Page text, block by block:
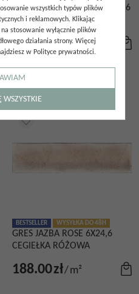
GRES JAZBA CARAMEL 6X24,6
CEGIEŁKA POMARAŃCZOWA
188.00zł/m²
BESTSELLER WYSYŁKA DO 48H
GRES JAZBA ROSE 6X24,6
CEGIEŁKA RÓŻOWA
188.00zł/m²
wszystkich typów plików
i reklamowych. Klikając
stosowanie wyłącznie plików
działania strony. Więcej
w Polityce prywatności.
WSZYSTKIE